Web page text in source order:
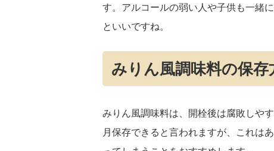
す。アルコールの弱い人や子供も一緒
といいですね。
みりん風調味料の保存
みりん風調味料は、開栓後は腐敗しや
月保存できると言われますが、これは